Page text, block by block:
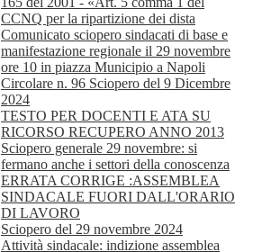
CCNQ per la ripartizione dei dista
Comunicato sciopero sindacati di base e
manifestazione regionale il 29 novembre
ore 10 in piazza Municipio a Napoli
Circolare n. 96 Sciopero del 9 Dicembre
2024
TESTO PER DOCENTI E ATA SU
RICORSO RECUPERO ANNO 2013
Sciopero generale 29 novembre: si
fermano anche i settori della conoscenza
ERRATA CORRIGE :ASSEMBLEA
SINDACALE FUORI DALL'ORARIO
DI LAVORO
Sciopero del 29 novembre 2024
Attività sindacale: indizione assemblea